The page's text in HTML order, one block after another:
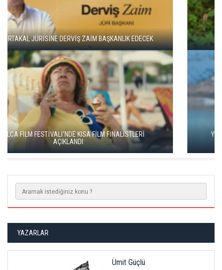
ADANA ALTIN KOZA'DA JÜRİ BAŞKANI ZUHAL OLCAY
YEŞİM USTAOĞLU'NUN "ARTAKALAN"I SAN SEBASTIÁN'DA
DÜNYA PRÖMİYERİNİ YAPACAK
YAZARLAR
Ümit Güçlü